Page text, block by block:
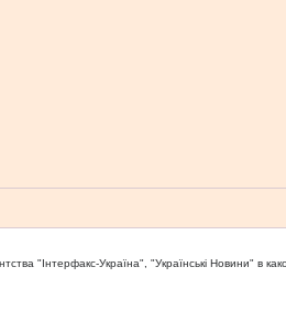
"Iнтерфакс-Україна", "Українськi Новини" в